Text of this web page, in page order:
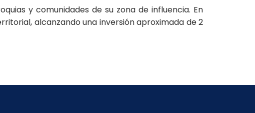
y comunidades de su zona de influencia. En
alcanzando una inversión aproximada de 2